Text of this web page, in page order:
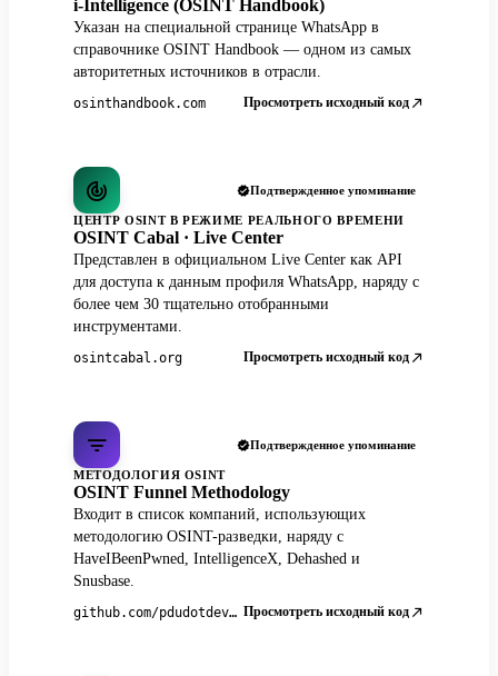
i-Intelligence (OSINT Handbook)
Указан на специальной странице WhatsApp в
справочнике OSINT Handbook — одном из самых
авторитетных источников в отрасли.
osinthandbook.com Просмотреть исходный код
Подтвержденное упоминание
ЦЕНТР OSINT В РЕЖИМЕ РЕАЛЬНОГО ВРЕМЕНИ
OSINT Cabal · Live Center
Представлен в официальном Live Center как API
для доступа к данным профиля WhatsApp, наряду с
более чем 30 тщательно отобранными
инструментами.
osintcabal.org Просмотреть исходный код
Подтвержденное упоминание
МЕТОДОЛОГИЯ OSINT
OSINT Funnel Methodology
Входит в список компаний, использующих
методологию OSINT-разведки, наряду с
HaveIBeenPwned, IntelligenceX, Dehashed и
Snusbase.
github.com/pdudotdev/ofm Просмотреть исходный код